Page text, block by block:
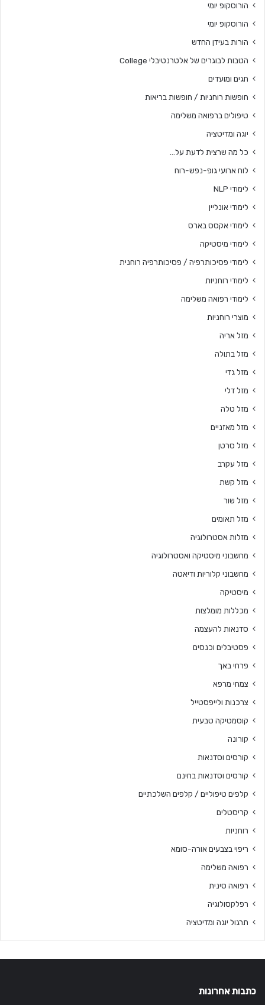
הורוסקופ יומי
הורוסקופ יומי
הורות בעידן החדש
הטבות לבוגרים של אלטרנטיבלי College
חגים ומועדים
חופשות רוחניות / חופשות בריאות
טיפולים ברפואה משלימה
יוגה ומדיטציה
כל מה שרצית לדעת על…
לוח ארועי גופ-נפש-רוח
לימודי NLP
לימודי אונליין
לימודי אקסס בארס
לימודי מיסטיקה
לימודי פסיכותרפיה / פסיכותרפיה רוחנית
לימודי רוחניות
לימודי רפואה משלימה
מוצרי רוחניות
מזל אריה
מזל בתולה
מזל גדי
מזל דלי
מזל טלה
מזל מאזניים
מזל סרטן
מזל עקרב
מזל קשת
מזל שור
מזל תאומים
מזלות אסטרולוגיה
מחשבוני מיסטיקה ואסטרולוגיה
מחשבוני קלוריות ודיאטה
מיסטיקה
מכללות מומלצות
סדנאות להעצמה
פסטיבלים וכנסים
פרחי באך
צמחי מרפא
צרכנות ולייפסטייל
קוסמטיקה טבעית
קורונה
קורסים וסדנאות
קורסים וסדנאות בחינם
קלפים טיפוליים / קלפים השלכתיים
קריסטלים
רוחניות
ריפוי בצבעים אורה-סומא
רפואה משלימה
רפואה סינית
רפלקסולוגיה
תרגול יוגה ומדיטציה
כתבות אחרונות